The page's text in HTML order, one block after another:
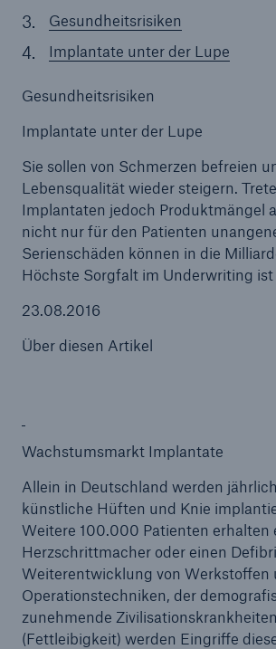
Gesundheitsrisiken
Implantate unter der Lupe
Gesundheitsrisiken
Implantate unter der Lupe
Sie sollen von Schmerzen befreien
Lebensqualität wieder steigern.
Implantaten jedoch Produktmängel
nicht nur für den Patienten
Serienschäden können in die
Höchste Sorgfalt im Underwriting
23.08.2016
Über diesen Artikel
Wachstumsmarkt Implantate
Allein in Deutschland werden
künstliche Hüften und Knie
Weitere 100.000 Patienten erhalten
Herzschrittmacher oder einen
Weiterentwicklung von Werkstoffen
Operationstechniken, der
zunehmende
(Fettleibigkeit) werden Eingriffe
Sachdeckung durch einen
Rückversicherungspartner
Fakten